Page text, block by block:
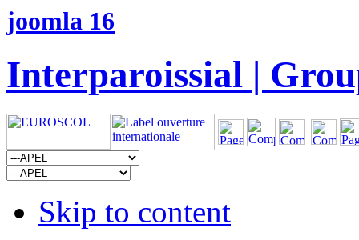
joomla 16
Interparoissial |
Skip to content